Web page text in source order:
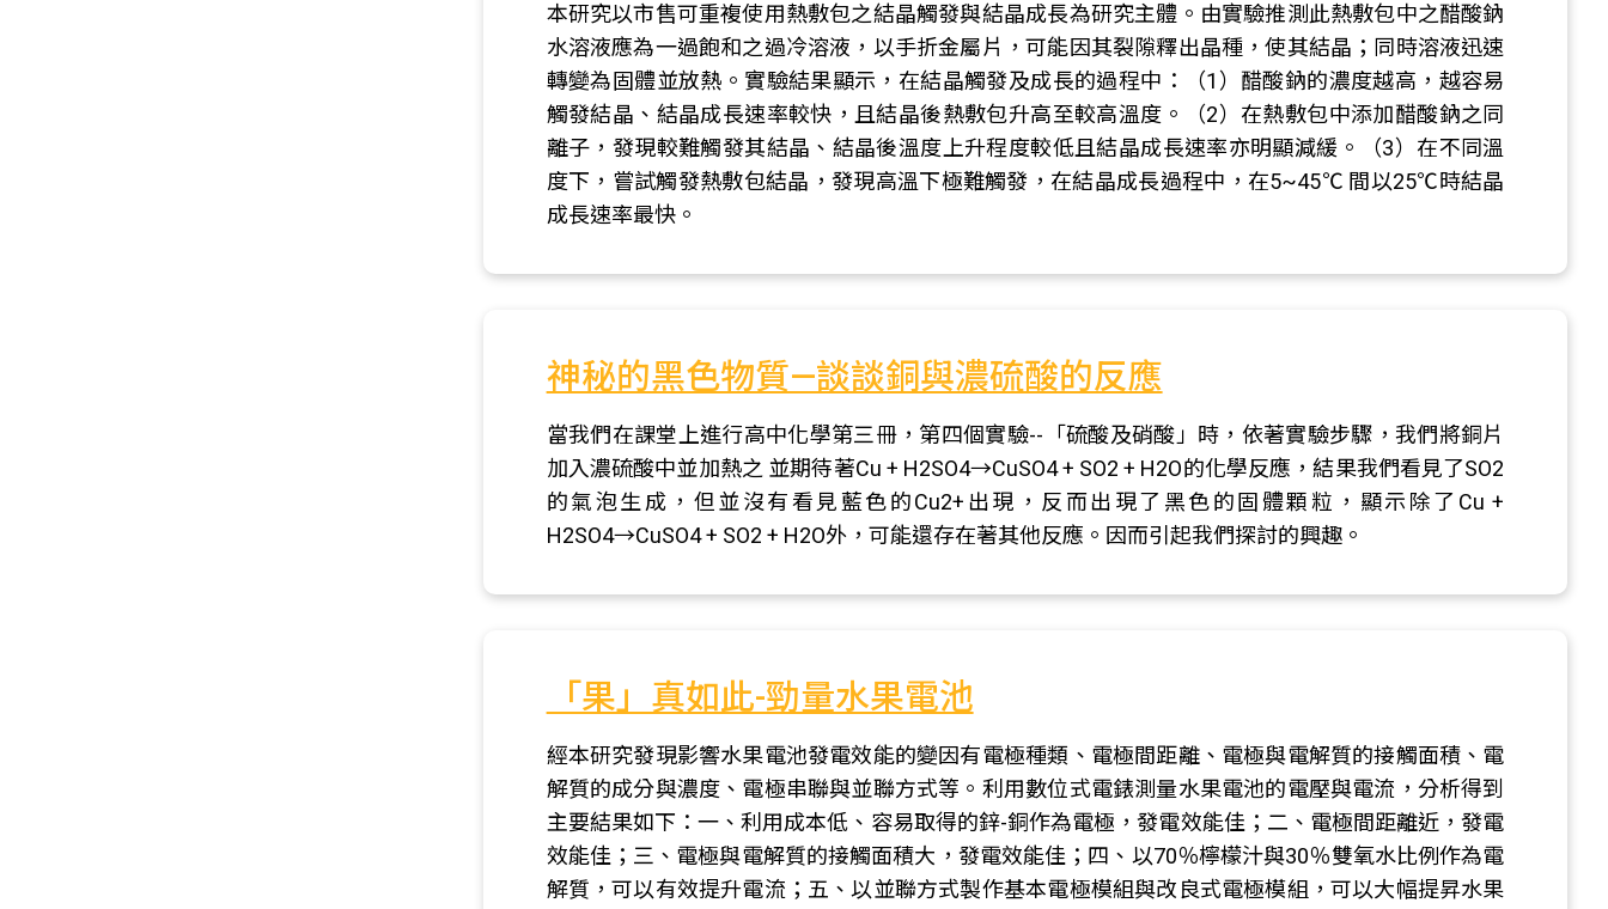
本研究以市售可重複使用熱敷包之結晶觸發與結晶成長為研究主體。由實驗推測此熱敷包中之醋酸鈉
水溶液應為一過飽和之過冷溶液，以手折金屬片，可能因其裂隙釋出晶種，使其結晶；同時溶液迅速
轉變為固體並放熱。實驗結果顯示，在結晶觸發及成長的過程中：（1）醋酸鈉的濃度越高，越容易
觸發結晶、結晶成長速率較快，且結晶後熱敷包升高至較高溫度。（2）在熱敷包中添加醋酸鈉之同
離子，發現較難觸發其結晶、結晶後溫度上升程度較低且結晶成長速率亦明顯減緩。（3）在不同溫
度下，嘗試觸發熱敷包結晶，發現高溫下極難觸發，在結晶成長過程中，在5~45℃ 間以25℃時結晶
成長速率最快。
神秘的黑色物質—談談銅與濃硫酸的反應
當我們在課堂上進行高中化學第三冊，第四個實驗--「硫酸及硝酸」時，依著實驗步驟，我們將銅片
加入濃硫酸中並加熱之 並期待著Cu + H2SO4→CuSO4 + SO2 + H2O的化學反應，結果我們看見了SO2
的氣泡生成，但並沒有看見藍色的Cu2+出現，反而出現了黑色的固體顆粒，顯示除了Cu +
H2SO4→CuSO4 + SO2 + H2O外，可能還存在著其他反應。因而引起我們探討的興趣。
「果」真如此-勁量水果電池
經本研究發現影響水果電池發電效能的變因有電極種類、電極間距離、電極與電解質的接觸面積、電
解質的成分與濃度、電極串聯與並聯方式等。利用數位式電錶測量水果電池的電壓與電流，分析得到
主要結果如下：一、利用成本低、容易取得的鋅-銅作為電極，發電效能佳；二、電極間距離近，發電
效能佳；三、電極與電解質的接觸面積大，發電效能佳；四、以70％檸檬汁與30％雙氧水比例作為電
解質，可以有效提升電流；五、以並聯方式製作基本電極模組與改良式電極模組，可以大幅提昇水果